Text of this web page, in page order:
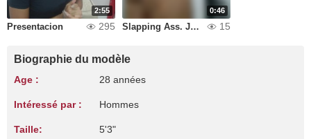
2:55
Presentacion 295
0:46
Slapping Ass. Jump Ass Nacked. Asshole Nacked Spread With my Both hands for ur creaM. 15
Biographie du modèle
Age : 28 années
Intéressé par : Hommes
Taille: 5'3"